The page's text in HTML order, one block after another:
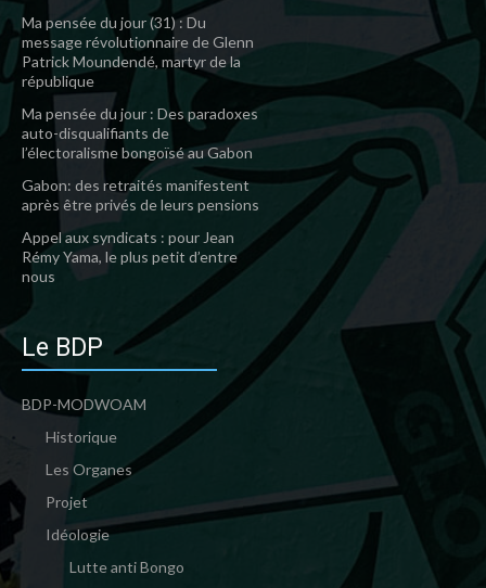
Ma pensée du jour (31) : Du
message révolutionnaire de Glenn
Patrick Moundendé, martyr de la
république
Ma pensée du jour : Des paradoxes
auto-disqualifiants de
l’électoralisme bongoïsé au Gabon
Gabon: des retraités manifestent
après être privés de leurs pensions
Appel aux syndicats : pour Jean
Rémy Yama, le plus petit d’entre
nous
Le BDP
BDP-MODWOAM
Historique
Les Organes
Projet
Idéologie
Lutte anti Bongo